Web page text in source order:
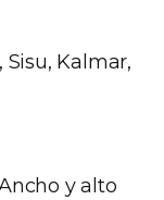
Kalmar,
y alto